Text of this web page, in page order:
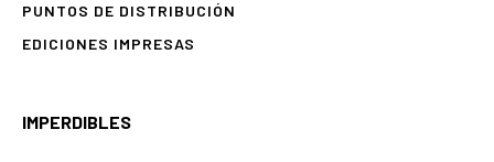
PUNTOS DE DISTRIBUCIÓN
EDICIONES IMPRESAS
IMPERDIBLES